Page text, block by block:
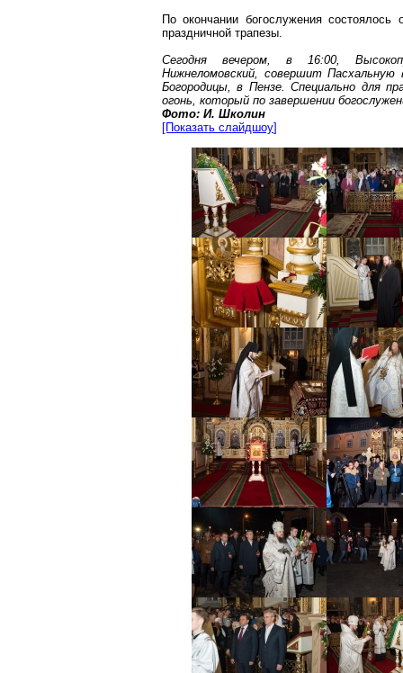
По окончании богослужения
праздничной трапезы.
Сегодня вечером, в 16:00,
Нижнеломовский, совершит Пасхальную
Богородицы, в Пензе. Специально для
огонь, который по завершении
Фото: И. Школин
[Показать слайдшоу]